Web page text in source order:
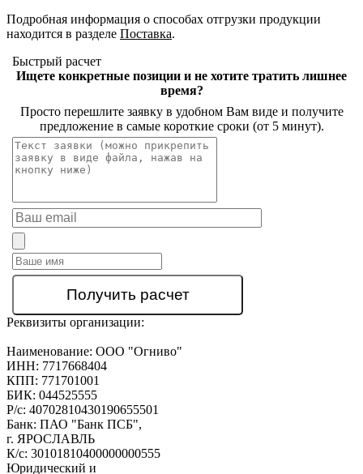
Подробная информация о способах отгрузки продукции
находится в разделе Поставка.
Быстрый расчет
Ищете конкретные позиции и не хотите тратить лишнее
время?
Просто перешлите заявку в удобном Вам виде и получите
предложение в самые короткие сроки (от 5 минут).
Реквизиты организации:
Наименование: ООО "Огниво"
ИНН: 7717668404
КПП: 771701001
БИК: 044525555
Р/с: 40702810430190655501
Банк: ПАО "Банк ПСБ",
г. ЯРОСЛАВЛЬ
К/с: 30101810400000000555
Юридический и